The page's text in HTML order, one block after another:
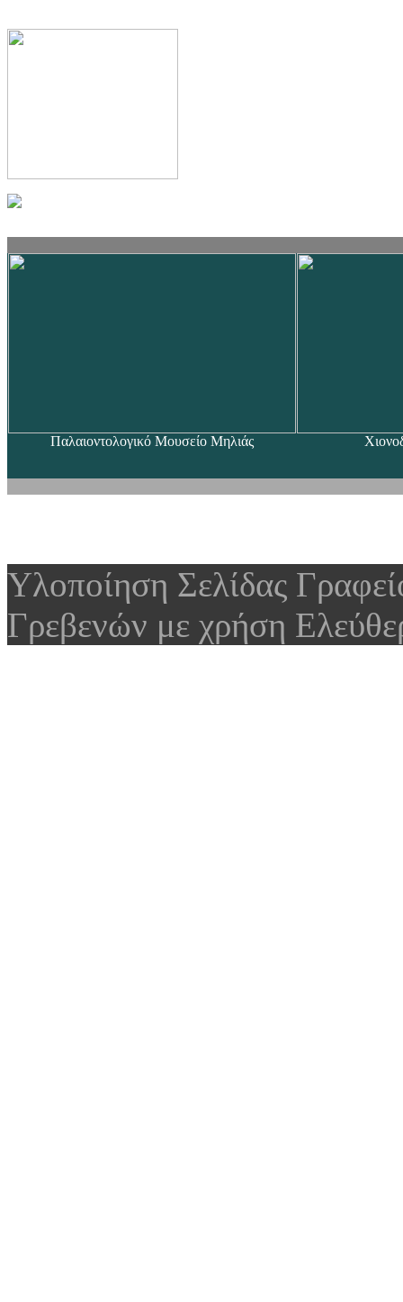
Παλαιοντολογικό Μουσείο Μηλιάς
Υλοποίηση Σελίδας
Γρεβενών με χρήση